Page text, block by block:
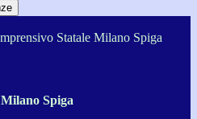
Statale Milano Spiga
Spiga